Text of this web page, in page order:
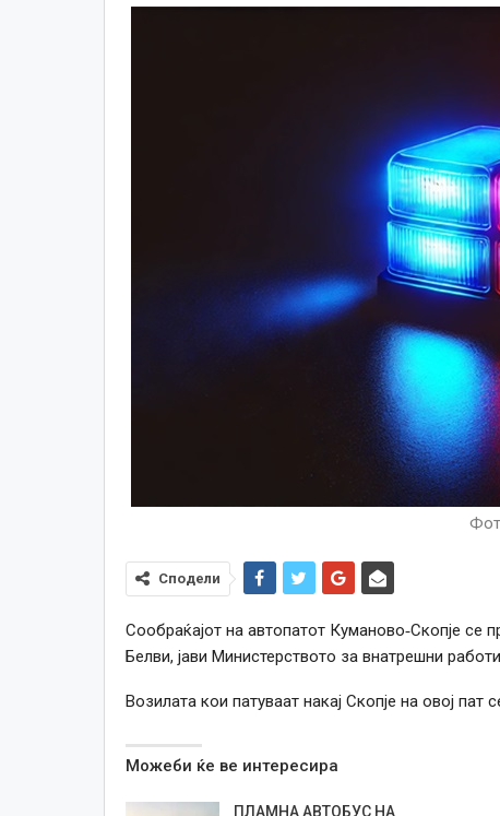
Сподели
Сообраќајот на автопатот Куманово‑Скопје се
Белви, јави Министерството за внатрешни работи.
Возилата кои патуваат накај Скопје на овој пат
Можеби ќе ве интересира
ПЛАМНА АВТОБУС НА